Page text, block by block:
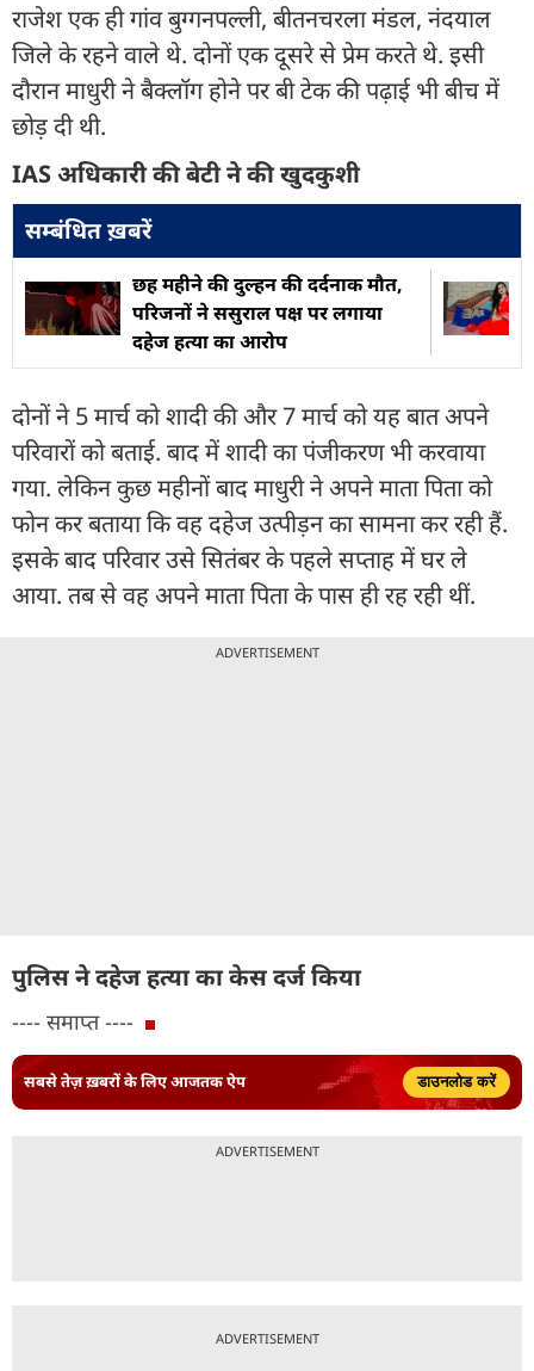
राजेश एक ही गांव बुग्गनपल्ली, बीतनचरला मंडल, नंदयाल
जिले के रहने वाले थे. दोनों एक दूसरे से प्रेम करते थे. इसी
दौरान माधुरी ने बैक्लॉग होने पर बी टेक की पढ़ाई भी बीच में
छोड़ दी थी.
IAS अधिकारी की बेटी ने की खुदकुशी
सम्बंधित ख़बरें
छह महीने की दुल्हन की दर्दनाक मौत,
परिजनों ने ससुराल पक्ष पर लगाया
दहेज हत्या का आरोप
दोनों ने 5 मार्च को शादी की और 7 मार्च को यह बात अपने
परिवारों को बताई. बाद में शादी का पंजीकरण भी करवाया
गया. लेकिन कुछ महीनों बाद माधुरी ने अपने माता पिता को
फोन कर बताया कि वह दहेज उत्पीड़न का सामना कर रही हैं.
इसके बाद परिवार उसे सितंबर के पहले सप्ताह में घर ले
आया. तब से वह अपने माता पिता के पास ही रह रही थीं.
ADVERTISEMENT
पुलिस ने दहेज हत्या का केस दर्ज किया
---- समाप्त ----
सबसे तेज़ ख़बरों के लिए आजतक ऐप डाउनलोड करें
ADVERTISEMENT
ADVERTISEMENT